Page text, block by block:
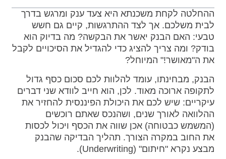
ההחלטה לקחת משכנתא היא צעד ענק ומרגש בדרך
לבית משלכם. אך לצד ההתרגשות, קיים גם חשש
טבעי: האם הבנק יאשר את הבקשה? מה בדיוק הוא
בודק? ומה צריך להציג כדי להגדיל את הסיכויים לקבל
את ה"מאושר!" המיוחל?
הבנק, מבחינתו, עומד להלוות לכם סכום כסף גדול
לתקופה ארוכה מאוד. לכן, הוא חייב לוודא שני דברים
עיקריים: שיש לכם את היכולת הפיננסית להחזיר את
ההלוואה לאורך שנים, ושהנכס שאתם רוכשים
(המשמש כבטוחה) אכן שווה את הכסף ויכול לכסות
את החוב במקרה הצורך. תהליך הבדיקה שהבנק
מבצע נקרא "חיתום" (Underwriting).